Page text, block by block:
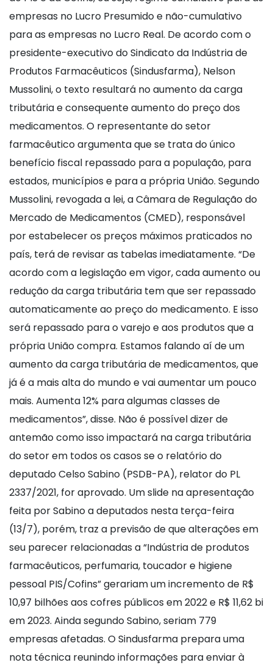
empresas no Lucro Presumido e não-cumulativo
para as empresas no Lucro Real. De acordo com o
presidente-executivo do Sindicato da Indústria de
Produtos Farmacêuticos (Sindusfarma), Nelson
Mussolini, o texto resultará no aumento da carga
tributária e consequente aumento do preço dos
medicamentos. O representante do setor
farmacêutico argumenta que se trata do único
benefício fiscal repassado para a população, para
estados, municípios e para a própria União. Segundo
Mussolini, revogada a lei, a Câmara de Regulação do
Mercado de Medicamentos (CMED), responsável
por estabelecer os preços máximos praticados no
país, terá de revisar as tabelas imediatamente. “De
acordo com a legislação em vigor, cada aumento ou
redução da carga tributária tem que ser repassado
automaticamente ao preço do medicamento. E isso
será repassado para o varejo e aos produtos que a
própria União compra. Estamos falando aí de um
aumento da carga tributária de medicamentos, que
já é a mais alta do mundo e vai aumentar um pouco
mais. Aumenta 12% para algumas classes de
medicamentos”, disse. Não é possível dizer de
antemão como isso impactará na carga tributária
do setor em todos os casos se o relatório do
deputado Celso Sabino (PSDB-PA), relator do PL
2337/2021, for aprovado. Um slide na apresentação
feita por Sabino a deputados nesta terça-feira
(13/7), porém, traz a previsão de que alterações em
seu parecer relacionadas a “Indústria de produtos
farmacêuticos, perfumaria, toucador e higiene
pessoal PIS/Cofins” gerariam um incremento de R$
10,97 bilhões aos cofres públicos em 2022 e R$ 11,62 bi
em 2023. Ainda segundo Sabino, seriam 779
empresas afetadas. O Sindusfarma prepara uma
nota técnica reunindo informações para enviar à